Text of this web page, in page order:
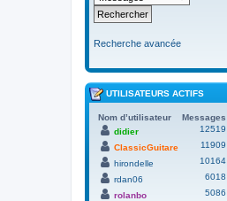
Recherche avancée
UTILISATEURS ACTIFS
Nom d’utilisateur
Messages
didier
12519
ClassicGuitare
11909
hirondelle
10164
rdan06
6018
rolanbo
5086